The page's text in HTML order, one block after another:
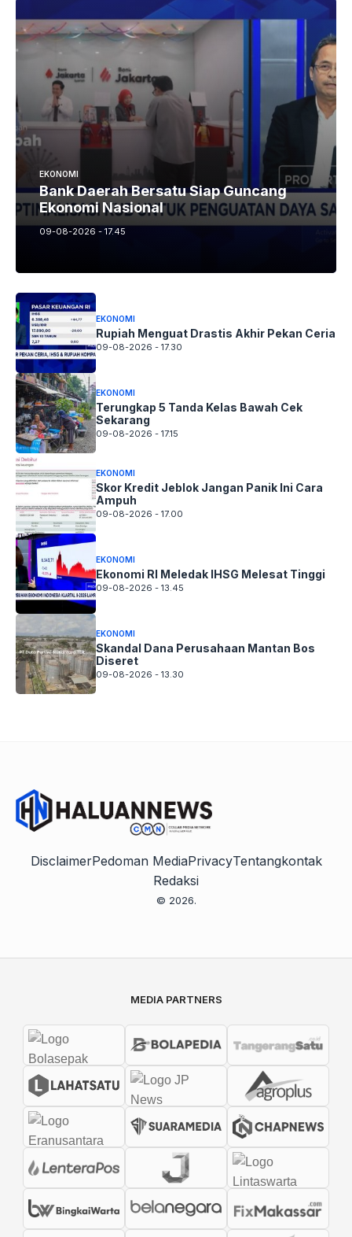
EKONOMI
Bank Daerah Bersatu Siap Guncang
Ekonomi Nasional
09-08-2026 - 17.45
EKONOMI
Rupiah Menguat Drastis Akhir Pekan Ceria
09-08-2026 - 17.30
EKONOMI
Terungkap 5 Tanda Kelas Bawah Cek
Sekarang
09-08-2026 - 17.15
EKONOMI
Skor Kredit Jeblok Jangan Panik Ini Cara
Ampuh
09-08-2026 - 17.00
EKONOMI
Ekonomi RI Meledak IHSG Melesat Tinggi
09-08-2026 - 13.45
EKONOMI
Skandal Dana Perusahaan Mantan Bos
Diseret
09-08-2026 - 13.30
DisclaimerPedoman MediaPrivacyTentangkontak
Redaksi
© 2026.
MEDIA PARTNERS